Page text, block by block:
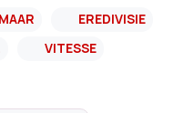
EREDIVISIE
VITESSE